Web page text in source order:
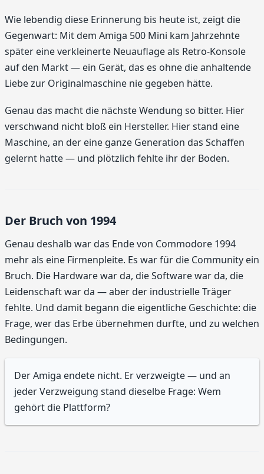
Wie lebendig diese Erinnerung bis heute ist, zeigt die
Gegenwart: Mit dem Amiga 500 Mini kam Jahrzehnte
später eine verkleinerte Neuauflage als Retro-Konsole
auf den Markt — ein Gerät, das es ohne die anhaltende
Liebe zur Originalmaschine nie gegeben hätte.
Genau das macht die nächste Wendung so bitter. Hier
verschwand nicht bloß ein Hersteller. Hier stand eine
Maschine, an der eine ganze Generation das Schaffen
gelernt hatte — und plötzlich fehlte ihr der Boden.
Der Bruch von 1994
Genau deshalb war das Ende von Commodore 1994
mehr als eine Firmenpleite. Es war für die Community ein
Bruch. Die Hardware war da, die Software war da, die
Leidenschaft war da — aber der industrielle Träger
fehlte. Und damit begann die eigentliche Geschichte: die
Frage, wer das Erbe übernehmen durfte, und zu welchen
Bedingungen.
Der Amiga endete nicht. Er verzweigte — und an
jeder Verzweigung stand dieselbe Frage: Wem
gehört die Plattform?